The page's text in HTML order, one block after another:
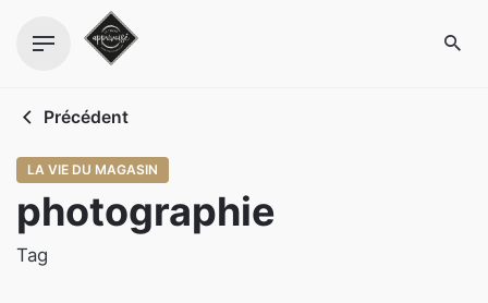
Précédent
LA VIE DU MAGASIN
photographie
Tag